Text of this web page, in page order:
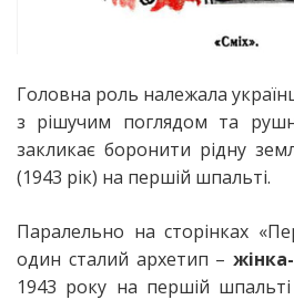
Головна роль належала
з рішучим поглядом та
закликає боронити рідну
(1943 рік) на першій шпальті.
Паралельно на сторінках
один сталий архетип –
1943 року на першій шпальті